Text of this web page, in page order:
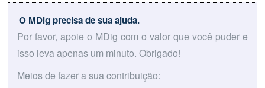
O MDig precisa de sua ajuda.
Por favor, apoie o MDig com o valor que você puder e
isso leva apenas um minuto. Obrigado!
Meios de fazer a sua contribuição: